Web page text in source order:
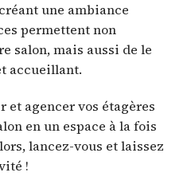
une ambiance
permettent non
salon, mais aussi de le
accueillant.
agencer vos étagères
en un espace à la fois
lancez-vous et laissez
!